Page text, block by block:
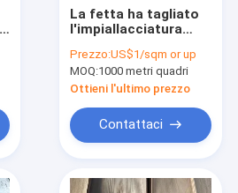
La fetta ha tagliato
l'impiallacciatura
1.2mm spesso di
categoria B della
noce
Prezzo:US$1/sqm or up
MOQ:1000 metri quadri
Ottieni l'ultimo prezzo
Contattaci